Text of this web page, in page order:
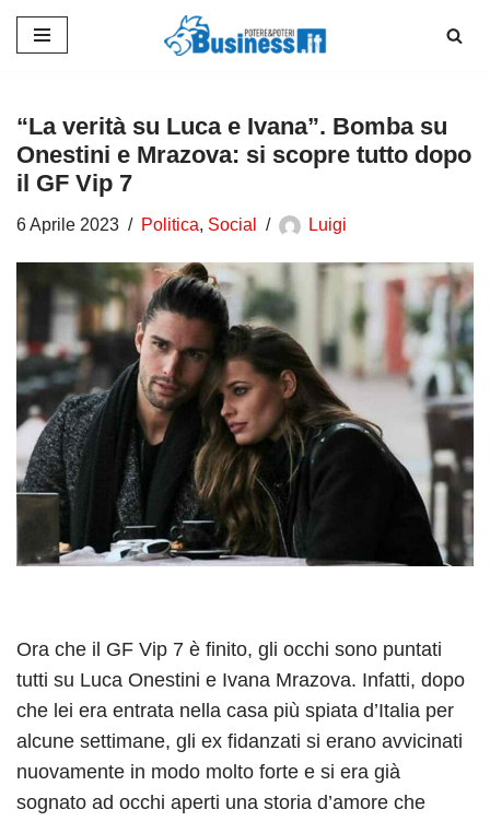
contenuto
“La verità su Luca e Ivana”. Bomba su
Onestini e Mrazova: si scopre tutto dopo
il GF Vip 7
6 Aprile 2023 Politica, Social Luigi
Ora che il GF Vip 7 è finito, gli occhi sono puntati
tutti su Luca Onestini e Ivana Mrazova. Infatti, dopo
che lei era entrata nella casa più spiata d’Italia per
alcune settimane, gli ex fidanzati si erano avvicinati
nuovamente in modo molto forte e si era già
sognato ad occhi aperti una storia d’amore che